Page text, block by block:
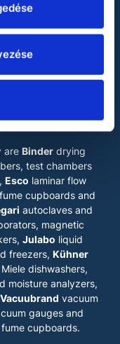
KFT.
are Binder drying
test chambers
Esco laminar flow
cupboards and
autoclaves and
magnetic
Julabo liquid
freezers, Kühner
dishwashers,
moisture analyzers,
Vacuubrand vacuum
gauges and
cupboards.